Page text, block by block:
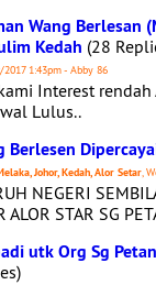
Wang Berlesan
Kedah (28
1:43pm - Abby 86
Interest
Lulus..
Berlesen
Johor, Kedah, Alor Setar,
NEGERI
ALOR STAR SG
utk Org Sg